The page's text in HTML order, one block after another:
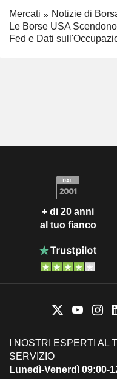
Mercati
Notizie di
Le Borse USA
Fed e Dati
+ di 20 anni
al tuo fianco
I NOSTRI ESPERTI AL
SERVIZIO
Lunedì-Venerdì 09:00-